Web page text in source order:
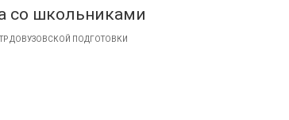
со школьниками
ДОВУЗОВСКОЙ ПОДГОТОВКИ